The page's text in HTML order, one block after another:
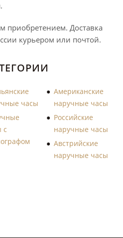
приобретением. Доставка
курьером или почтой.
часы
Американские
наручные часы
с
Российские
наручные часы
Австрийские
наручные часы